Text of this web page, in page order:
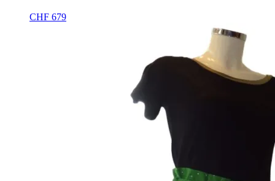
CHF 679